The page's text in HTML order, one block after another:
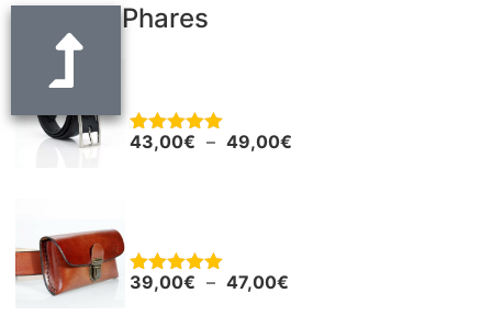
Produits Phares
Note5.00
43,00€ – 49,00€
Note5.00
39,00€ – 47,00€